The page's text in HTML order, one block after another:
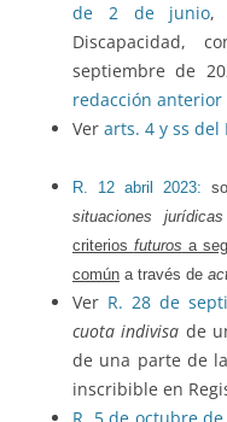
de 2 de junio,
Discapacidad,
septiembre de
redacción anterior
Ver arts. 4 y ss del
R. 12 abril 2023:
situaciones jurídicas
criterios futuros a
común a través de
Ver R. 28 de
cuota indivisa de
de una parte de
inscribible en